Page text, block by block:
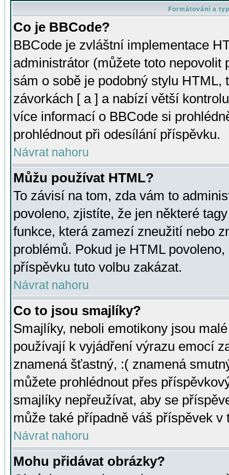
Formátování a
Co je BBCode?
BBCode je zvláštní implementace
administrátor (můžete toto
sám o sobě je podobný stylu HTML,
závorkách [ a ] a nabízí větší
více informací o BBCode si
prohlédnout při odesílání příspěvku.
Návrat nahoru
Můžu používat HTML?
To závisí na tom, zda vám to
povoleno, zjistíte, že jen některé
funkce, která zamezí zneužití nebo
problémů. Pokud je HTML
příspěvku tuto volbu zakázat.
Návrat nahoru
Co to jsou smajlíky?
Smajlíky, neboli emotikony jsou
používají k vyjádření výrazu emocí
znamená šťastný, :( znamená
můžete prohlédnout přes
smajlíky nepřeužívat, aby se
může také případně váš příspěvek v
Návrat nahoru
Mohu přidávat obrázky?